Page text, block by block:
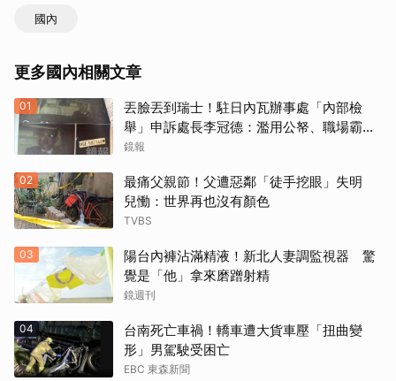
國內
更多國內相關文章
01
丟臉丟到瑞士！駐日內瓦辦事處「內部檢
舉」申訴處長李冠德：濫用公帑、職場霸
凌、超速仔拒繳罰單 外交部要查了
鏡報
02
最痛父親節！父遭惡鄰「徒手挖眼」失明
兒慟：世界再也沒有顏色
TVBS
03
陽台內褲沾滿精液！新北人妻調監視器 驚
覺是「他」拿來磨蹭射精
鏡週刊
04
台南死亡車禍！轎車遭大貨車壓「扭曲變
形」男駕駛受困亡
EBC 東森新聞